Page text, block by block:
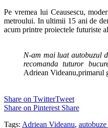
Pe vremea lui Ceausescu,
metroului. In ultimii 15 ani de
acum printre proiectele futuriste
N-am mai luat autobuzul
recomanda tuturor
Adriean Videanu,primarul
Share on TwitterTweet
Share on Pinterest Share
Tags: Adriean Videanu,